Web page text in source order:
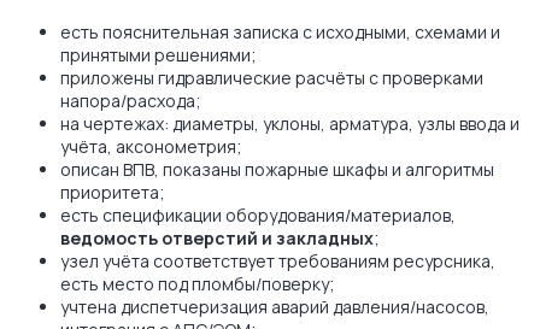
есть пояснительная записка с исходными, схемами и
принятыми решениями;
приложены гидравлические расчёты с проверками
напора/расхода;
на чертежах: диаметры, уклоны, арматура, узлы ввода и
учёта, аксонометрия;
описан ВПВ, показаны пожарные шкафы и алгоритмы
приоритета;
есть спецификации оборудования/материалов,
ведомость отверстий и закладных;
узел учёта соответствует требованиям ресурсника,
есть место под пломбы/поверку;
учтена диспетчеризация аварий давления/насосов,